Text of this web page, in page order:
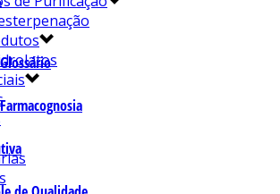
Glossário
Farmacognosia